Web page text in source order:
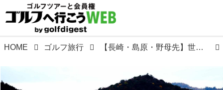
HOME ゴルフ旅行 【長崎・島原・野母先】世界遺産「潜伏キリシタン」「軍艦島」とゴルフの歴史を巡る旅。ゴルフダイジェスト・おすすめ国内ツアー